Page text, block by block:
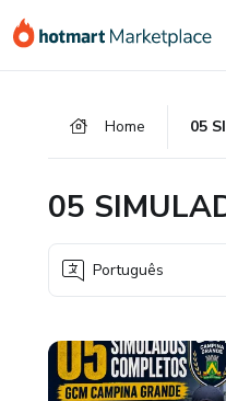
para
para
para
Home
05
Português